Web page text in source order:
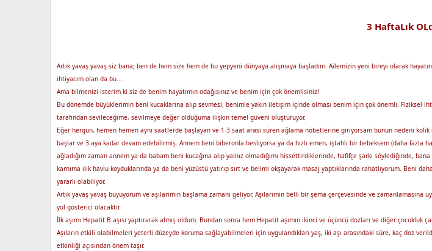
3 HaftaLık
Artık yavaş yavaş siz bana; ben de hem size hem de bu yepyeni dünyaya alışmaya başladım. Ailemizin yeni bireyi olarak
ihtiyacım olan da bu....
Ama bilmenizi isterim ki siz de benim hayatımın odağısınız ve benim için çok önemlisiniz!
Bu dönemde büyüklerimin beni kucaklarına alıp sevmesi, benimle yakın iletişim içinde olması benim için çok önemli. Fiziksel
tarafından sevileceğime, sevilmeye değer olduğuma ilişkin temel güveni oluşturuyor.
Eğer hergün, hemen hemen aynı saatlerde başlayan ve 1-3 saat arası süren ağlama nöbetlerine giriyorsam bunun nedeni
başlar ve 3 aya kadar devam edebilirmiş. Annem beni biberonla besliyorsa ya da hızlı emen, iştahlı bir bebeksem (daha fazla
ağladığım zaman annem ya da babam beni kucağına alıp yalnız olmadığımı hissettirdiklerinde, hafifçe şarkı söylediğinde, bana
karnıma ılık havlu koyduklarında ya da beni yüzüstü yatırıp sırt ve belimi okşayarak masaj yaptıklarında rahatlıyorum.
yararlı olabiliyor.
Artık yavaş yavaş büyüyorum ve aşılarımın başlama zamanı geliyor. Aşılarımın belli bir şema çerçevesinde ve
yol gösterici olacaktır.
İlk aşımı Hepatit B aşısı yaptırarak almış oldum. Bundan sonra hem Hepatit aşımın ikinci ve üçüncü dozları ve diğer çocukluk
Aşıların etkili olabilmeleri yeterli düzeyde koruma sağlayabilmeleri için uygulandıkları yaş, iki aşı arasındaki süre, kaç doz
etkinliği açısından önem taşır.